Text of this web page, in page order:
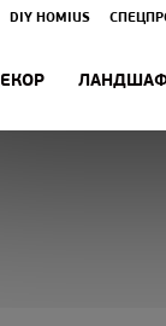
DIY HOMIUS